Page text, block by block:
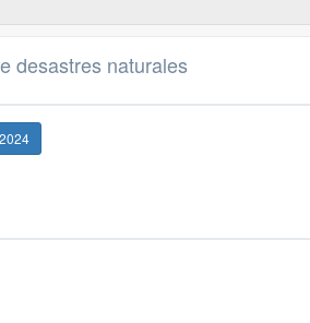
desastres naturales